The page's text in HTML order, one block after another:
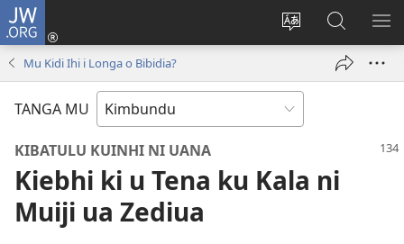
JW.ORG
Change
language
Ku
Jikula
window)
Tokwesa
ku
JW.ORG
Mu Kidi Ihi i Longa o Bibidia?
TANGA MU
KIBATULU KUINHI NI UANA
Kiebhi ki u Tena ku Kala ni
Muiji ua Zediua